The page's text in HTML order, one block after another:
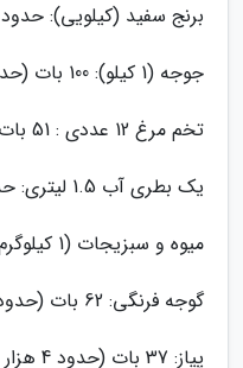
برنج سفید (کیلویی): حدود 30 بات (حدود 3 هزار تومان)
جوجه (1 کیلو): 100 بات (حدود 11 هزار تومان)
تخم مرغ 12 عددی : 51 بات (حدود 5 هزار تومان)
یک بطری آب 1.5 لیتری: حدود 15 بات (حدود 2 هزار تومان)
میوه و سبزیجات (1 کیلوگرم):
گوجه فرنگی: 62 بات (حدود 7 هزار تومان)
پیاز: 37 بات (حدود 4 هزار تومان)